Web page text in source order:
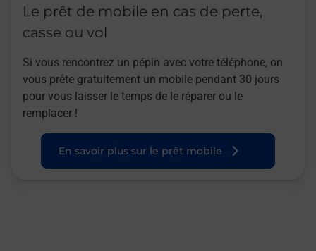
Le prêt de mobile en cas de perte,
casse ou vol
Si vous rencontrez un pépin avec votre téléphone, on
vous prête gratuitement un mobile pendant 30 jours
pour vous laisser le temps de le réparer ou le
remplacer !
En savoir plus sur le prêt mobile